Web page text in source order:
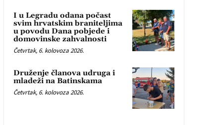
I u Legradu odana počast
svim hrvatskim braniteljima
u povodu Dana pobjede i
domovinske zahvalnosti
Četvrtak, 6. kolovoza 2026.
Druženje članova udruga i
mladeži na Batinskama
Četvrtak, 6. kolovoza 2026.